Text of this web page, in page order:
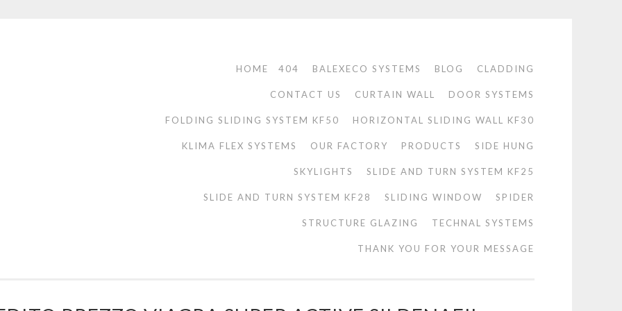
HOME 404 BALEXECO SYSTEMS BLOG CLADDING
CONTACT US CURTAIN WALL DOOR SYSTEMS
FOLDING SLIDING SYSTEM KF50 HORIZONTAL SLIDING WALL KF30
KLIMA FLEX SYSTEMS OUR FACTORY PRODUCTS SIDE HUNG
SKYLIGHTS SLIDE AND TURN SYSTEM KF25
SLIDE AND TURN SYSTEM KF28 SLIDING WINDOW SPIDER
STRUCTURE GLAZING TECHNAL SYSTEMS
THANK YOU FOR YOUR MESSAGE